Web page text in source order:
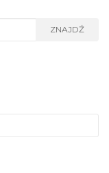
ZNAJDŹ